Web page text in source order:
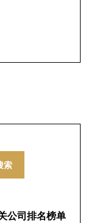
索
公司排名榜单